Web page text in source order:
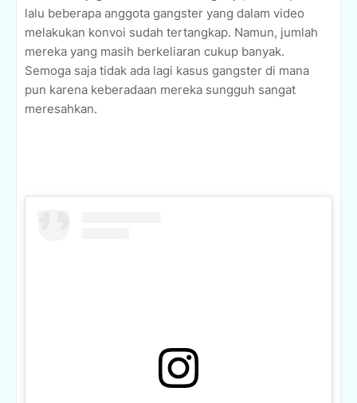
lalu beberapa anggota gangster yang dalam video
melakukan konvoi sudah tertangkap. Namun, jumlah
mereka yang masih berkeliaran cukup banyak.
Semoga saja tidak ada lagi kasus gangster di mana
pun karena keberadaan mereka sungguh sangat
meresahkan.